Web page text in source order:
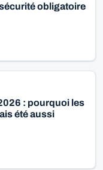
obligatoire
: pourquoi les
été aussi